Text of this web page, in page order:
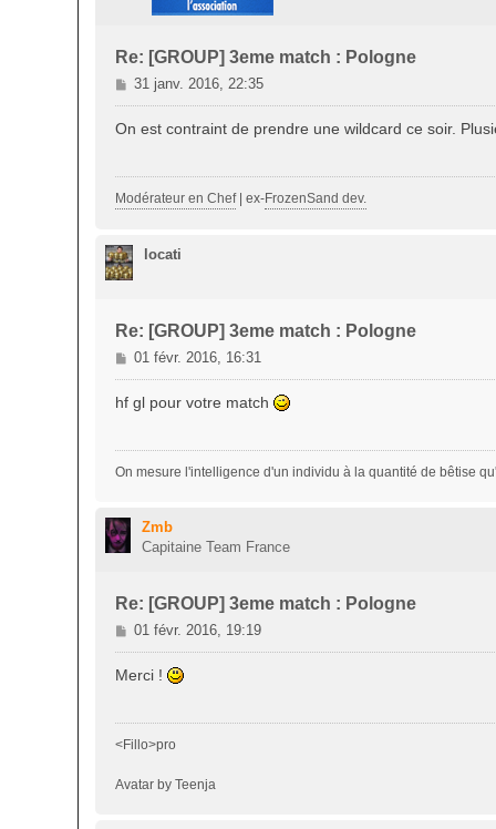
Re: [GROUP] 3eme match : Pologne
M
e
g
e
31 janv. 2016, 22:35
On est contraint de prendre une wildcard ce soir.
Modérateur en Chef| ex-FrozenSand dev.
locati
Re: [GROUP] 3eme match : Pologne
M
e
s
s
g
e
01 févr. 2016, 16:31
hf gl pour votre match
On mesure l'intelligence d'un individu à la quantité de bêtise
Zmb
Capitaine Team France
Re: [GROUP] 3eme match : Pologne
M
e
g
e
01 févr. 2016, 19:19
Merci !
<Fillo>pro
Avatar by Teenja